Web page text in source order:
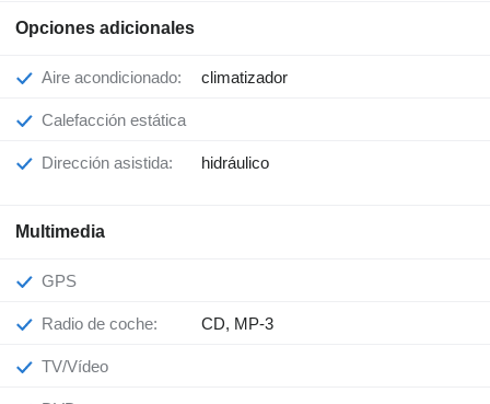
Opciones adicionales
Aire acondicionado: climatizador
Calefacción estática
Dirección asistida: hidráulico
Multimedia
GPS
Radio de coche: CD, MP-3
TV/Vídeo